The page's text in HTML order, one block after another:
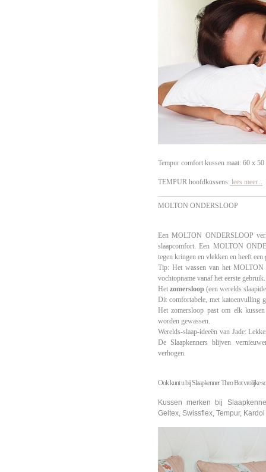
Tempur comfort kussen maat: 60 x 50
TEMPUR hoofdkussens: lees meer...
MOLTON ONDERSLOOP
Een MOLTON ONDERSLOOP
slaapcomfort. Een MOLTON
tegen kringen en vlekken en heeft
Tip: Het wassen van het MOLTON
vochtopname vanaf het eerste gebruik.
Het zomersloop (een werelds
Dit comfortabele, met katoenvulling
Het zomersloop past om elk
worden gewassen.
Werelds-slaap-ideeën van Jade:
De Slaapkenners blijven
verhogen.
Ook kunt u bij Slaapkenner Theo Bot vrolijke
Kussen merken bij
Geltex, Swissflex, Tempur,